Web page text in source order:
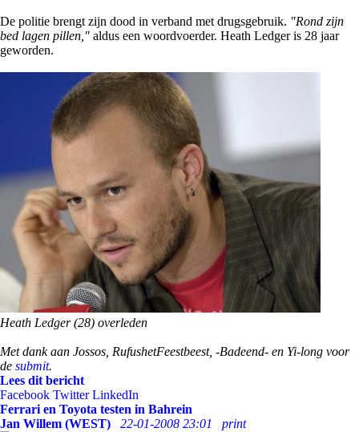
De politie brengt zijn dood in verband met drugsgebruik. "Rond zijn
bed lagen pillen," aldus een woordvoerder. Heath Ledger is 28 jaar
geworden.
Heath Ledger (28) overleden
Met dank aan Jossos, RufushetFeestbeest, -Badeend- en Yi-long voor
de submit.
Lees dit bericht
Facebook Twitter LinkedIn
Ferrari en Toyota testen in Bahrein
Jan Willem (WEST)
22-01-2008 23:01
print